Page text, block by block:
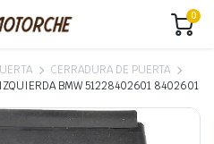
0
CERRADURA DE PUERTA
IZQUIERDA BMW 51228402601 8402601